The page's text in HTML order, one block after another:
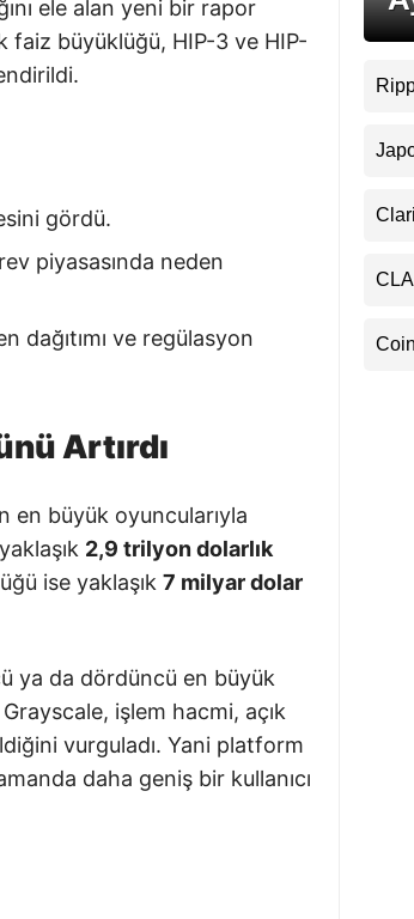
ele alan yeni bir rapor
faiz büyüklüğü, HIP-3 ve HIP-
gördü.
piyasasında neden
dağıtımı ve regülasyon
Artırdı
en büyük oyuncularıyla
2,9 trilyon dolarlık
ise yaklaşık 7 milyar dolar
ya da dördüncü en büyük
işlem hacmi, açık
vurguladı. Yani platform
daha geniş bir kullanıcı